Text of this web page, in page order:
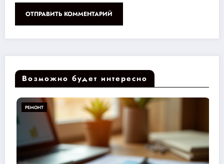
Возможно будет интересно